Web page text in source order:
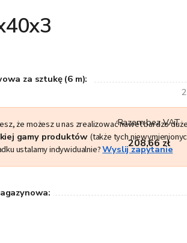
za sztukę (6 m):
że możesz u nas zrealizować nawet bardzo
gamy produktów(także tych
ustalamy indywidualnie?Wyslij zapytanie
Razem bez VAT
208,66 zł